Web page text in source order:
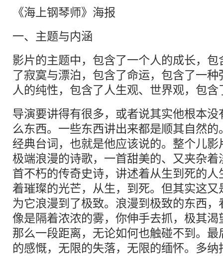
《海上钢琴师》海报
一、主题与内涵
影片的主题中，包含了一个人的成长，
了寂寞与漂泊，包含了命运，包含了一
人的纯性，包含了人生观、世界观，包含
导演要讲得有很多，或者说其实他根本
么东西。一些东西讲出来都是顺其自然
经典台词，也就是他应该说的。整个儿
极端浪漫的诗歌，一首甜美的、又夹杂
首不朽的传奇史诗，讲述着从生到死的
着璀璨的光芒，从生，到死。但其实这
为它浪漫到了极致。浪漫到极致的东西
像是隔着浓浓的雾，你伸手去抓，极其
那么一段距离，无论如何也触碰不到。
的感慨，无限的失落，无限的缅怀。多